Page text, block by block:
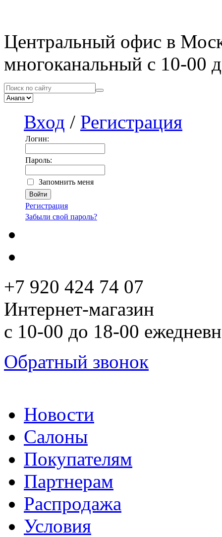
Центральный офис в
многоканальный с 10-00
Вход / Регистрация
Логин:
Пароль:
Запомнить меня
Регистрация
Забыли свой пароль?
+7 920 424 74 07
Интернет-магазин
с 10-00 до 18-00
Обратный звонок
Новости
Салоны
Покупателям
Партнерам
Распродажа
Условия